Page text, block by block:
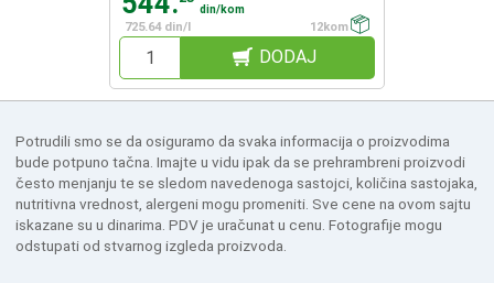
din/kom
725.64 din/l
12kom
DODAJ
Potrudili smo se da osiguramo da svaka informacija o proizvodima
bude potpuno tačna. Imajte u vidu ipak da se prehrambreni proizvodi
često menjanju te se sledom navedenoga sastojci, količina sastojaka,
nutritivna vrednost, alergeni mogu promeniti. Sve cene na ovom sajtu
iskazane su u dinarima. PDV je uračunat u cenu. Fotografije mogu
odstupati od stvarnog izgleda proizvoda.